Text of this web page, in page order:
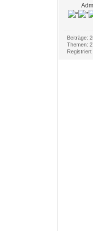
Beiträge:
Themen: